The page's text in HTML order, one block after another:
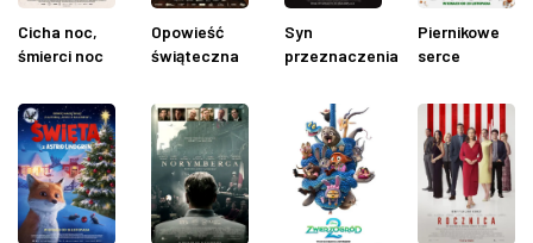
Cicha noc,
śmierci noc
Opowieść
świąteczna
Syn
przeznaczenia
Piernikowe
serce